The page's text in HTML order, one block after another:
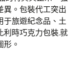
異。包裝代工突出
于旅遊紀念品、土
利時巧克力包裝.就
。